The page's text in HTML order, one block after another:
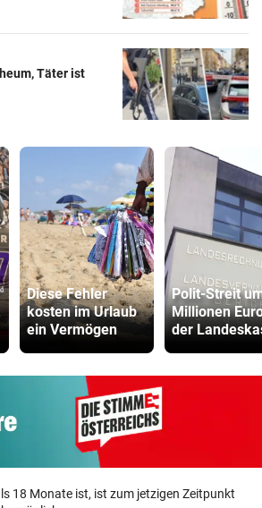
Täter ist
Diese Fehler
kosten im Urlaub
ein Vermögen
Polit-Streit
Millionen
der
18 Monate ist, ist zum jetzigen Zeitpunkt